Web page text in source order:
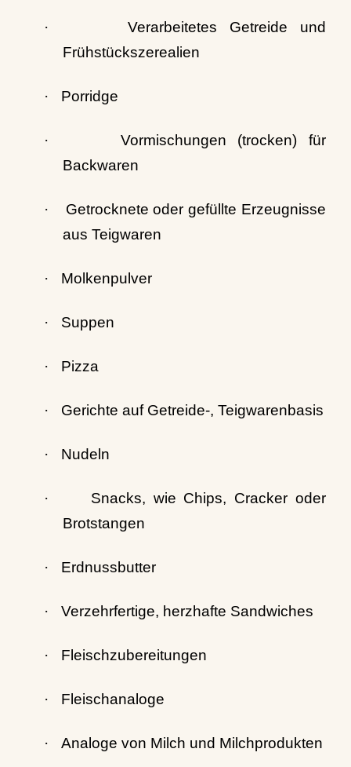
·
Verarbeitetes Getreide und
Frühstückszerealien
· Porridge
·
Vormischungen (trocken) für
Backwaren
·
Getrocknete oder gefüllte Erzeugnisse
aus Teigwaren
· Molkenpulver
· Suppen
· Pizza
· Gerichte auf Getreide-, Teigwarenbasis
· Nudeln
·
Snacks, wie Chips, Cracker oder
Brotstangen
· Erdnussbutter
· Verzehrfertige, herzhafte Sandwiches
· Fleischzubereitungen
· Fleischanaloge
· Analoge von Milch und Milchprodukten